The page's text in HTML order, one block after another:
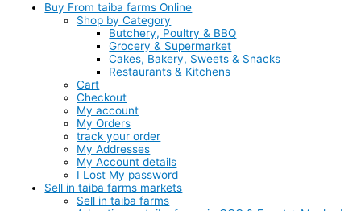
Buy From taiba farms Online
Shop by Category
Butchery, Poultry & BBQ
Grocery & Supermarket
Cakes, Bakery, Sweets & Snacks
Restaurants & Kitchens
Cart
Checkout
My account
My Orders
track your order
My Addresses
My Account details
I Lost My password
Sell in taiba farms markets
Sell in taiba farms